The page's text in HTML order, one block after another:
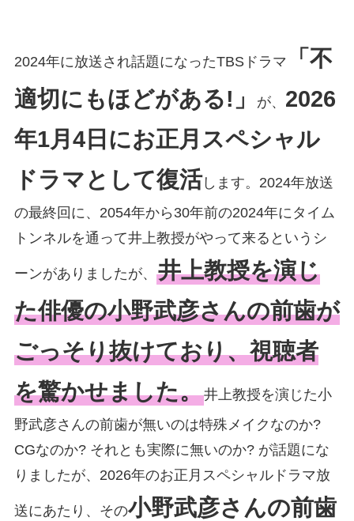
2024年に放送され話題になったTBSドラマ
「不
適切にもほどがある!」
が、 2026
年1月4日にお正月スペシャル
ドラマとして復活します。2024年放送
の最終回に、2054年から30年前の2024年にタイム
トンネルを通って井上教授がやって来るというシ
ーンがありましたが、 井上教授を演じ
た俳優の小野武彦さんの前歯が
ごっそり抜けており、視聴者
を驚かせました。井上教授を演じた小
野武彦さんの前歯が無いのは特殊メイクなのか?
CGなのか? それとも実際に無いのか? が話題にな
りましたが、2026年のお正月スペシャルドラマ放
送にあたり、その小野武彦さんの前歯